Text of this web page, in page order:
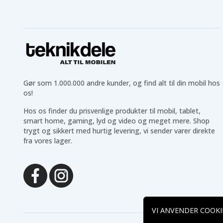
Gør som 1.000.000 andre kunder, og find alt til din mobil hos
os!
Hos os finder du prisvenlige produkter til mobil, tablet,
smart home, gaming, lyd og video og meget mere. Shop
trygt og sikkert med hurtig levering, vi sender varer direkte
fra vores lager.
VI ANVENDER